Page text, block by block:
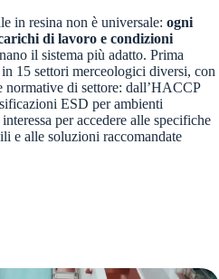
in resina non è universale: ogni
di lavoro e condizioni
il sistema più adatto. Prima
15 settori merceologici diversi, con
di settore: dall’HACCP
ESD per ambienti
per accedere alle specifiche
e alle soluzioni raccomandate